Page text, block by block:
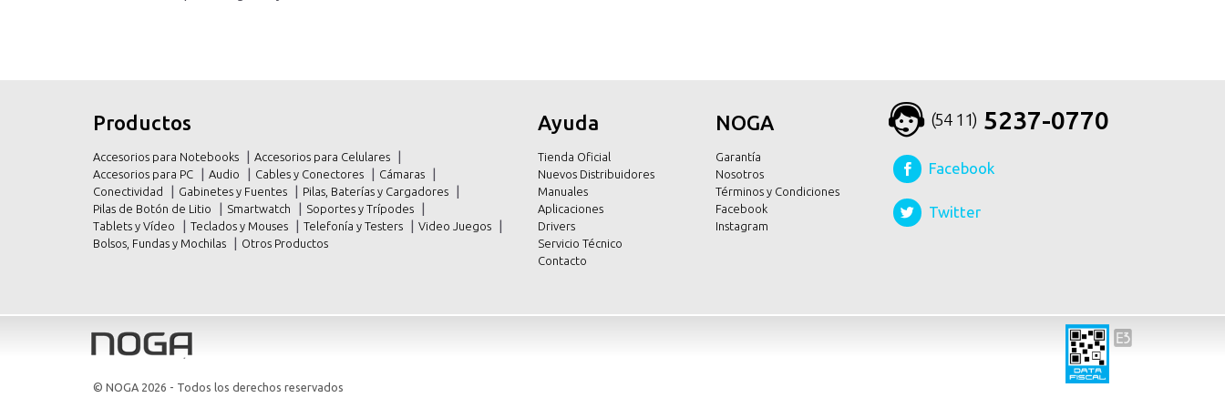
productos
promociones
contacto
promociones
contacto
Productos
Accesorios para Notebooks
Accesorios para Celulares
Accesorios para PC
Audio Cables y Conectores
Cámaras
Conectividad
Gabinetes y Fuentes
Pilas, Baterías y Cargadores
Pilas de Botón de Litio
Smartwatch
Soportes y Trípodes
Tablets y Vídeo
Teclados y Mouses Telefonía y Testers
Video Juegos
Bolsos, Fundas y Mochilas
Otros Productos
Ayuda
Tienda Oficial
Nuevos Distribuidores
Manuales
Aplicaciones
Drivers
Servicio Técnico
Contacto
NOGA
Garantía
Nosotros
Términos y Condiciones
Facebook
Instagram
(54 11) 5237-0770
Facebook
Twitter
© NOGA 2026 - Todos los derechos reservados